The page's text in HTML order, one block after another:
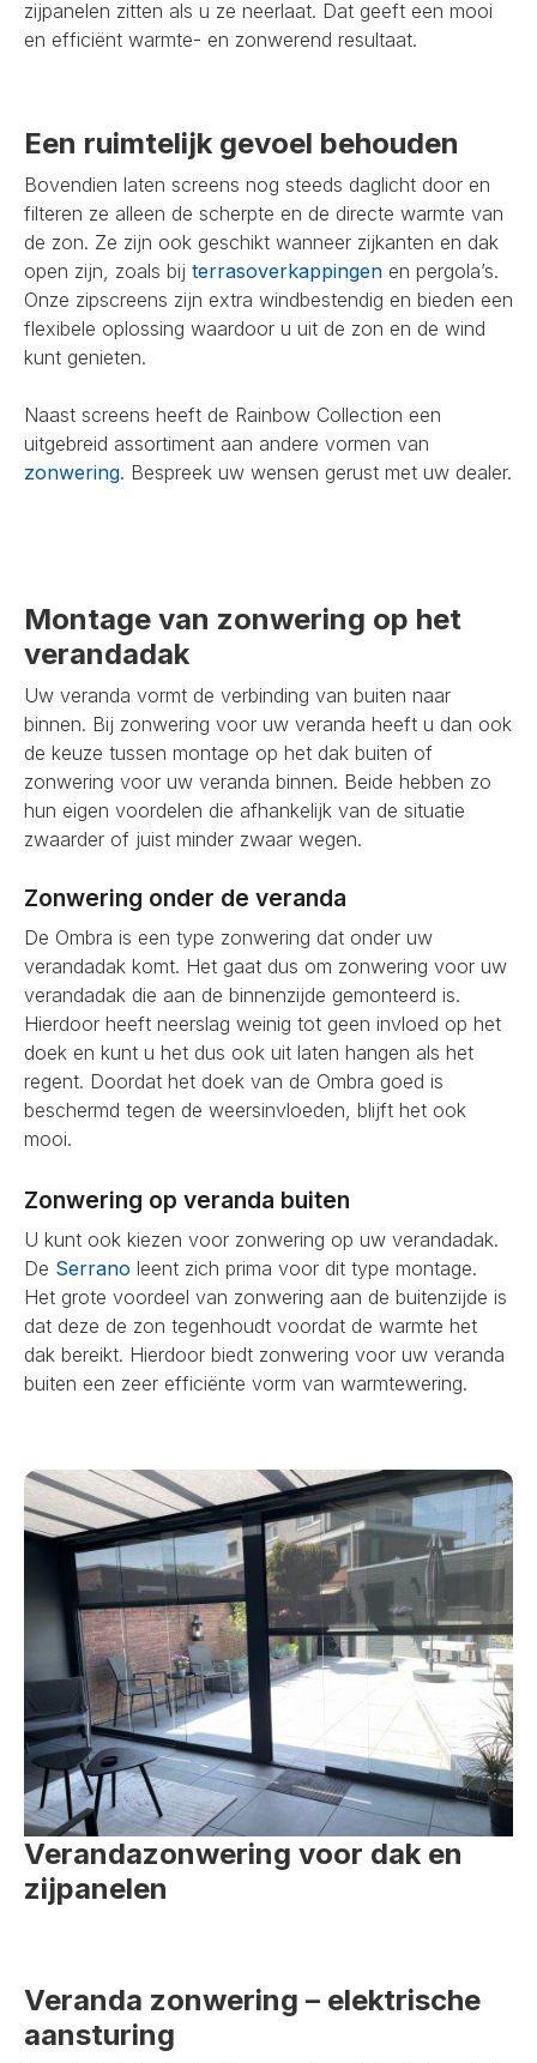
zijpanelen zitten als u ze neerlaat. Dat geeft een mooi
en efficiënt warmte- en zonwerend resultaat.
Een ruimtelijk gevoel behouden
Bovendien laten screens nog steeds daglicht door en
filteren ze alleen de scherpte en de directe warmte van
de zon. Ze zijn ook geschikt wanneer zijkanten en dak
open zijn, zoals bij terrasoverkappingen en pergola’s.
Onze zipscreens zijn extra windbestendig en bieden een
flexibele oplossing waardoor u uit de zon en de wind
kunt genieten.
Naast screens heeft de Rainbow Collection een
uitgebreid assortiment aan andere vormen van
zonwering. Bespreek uw wensen gerust met uw dealer.
Montage van zonwering op het
verandadak
Uw veranda vormt de verbinding van buiten naar
binnen. Bij zonwering voor uw veranda heeft u dan ook
de keuze tussen montage op het dak buiten of
zonwering voor uw veranda binnen. Beide hebben zo
hun eigen voordelen die afhankelijk van de situatie
zwaarder of juist minder zwaar wegen.
Zonwering onder de veranda
De Ombra is een type zonwering dat onder uw
verandadak komt. Het gaat dus om zonwering voor uw
verandadak die aan de binnenzijde gemonteerd is.
Hierdoor heeft neerslag weinig tot geen invloed op het
doek en kunt u het dus ook uit laten hangen als het
regent. Doordat het doek van de Ombra goed is
beschermd tegen de weersinvloeden, blijft het ook
mooi.
Zonwering op veranda buiten
U kunt ook kiezen voor zonwering op uw verandadak.
De Serrano leent zich prima voor dit type montage.
Het grote voordeel van zonwering aan de buitenzijde is
dat deze de zon tegenhoudt voordat de warmte het
dak bereikt. Hierdoor biedt zonwering voor uw veranda
buiten een zeer efficiënte vorm van warmtewering.
Verandazonwering voor dak en
zijpanelen
Veranda zonwering – elektrische
aansturing